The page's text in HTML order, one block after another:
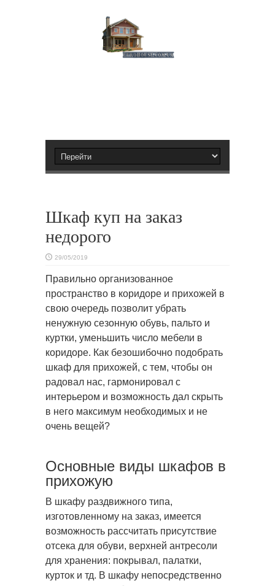
Шкаф куп на заказ
недорого
29/05/2019
Правильно организованное
пространство в коридоре и прихожей в
свою очередь позволит убрать
ненужную сезонную обувь, пальто и
куртки, уменьшить число мебели в
коридоре. Как безошибочно подобрать
шкаф для прихожей, с тем, чтобы он
радовал нас, гармонировал с
интерьером и возможность дал скрыть
в него максимум необходимых и не
очень вещей?
Основные виды шкафов в
прихожую
В шкафу раздвижного типа,
изготовленному на заказ, имеется
возможность рассчитать присутствие
отсека для обуви, верхней антресоли
для хранения: покрывал, палатки,
курток и тд. В шкафу непосредственно